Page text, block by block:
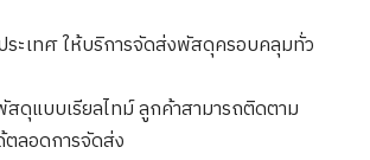
ะเทศ ให้บริการจัดส่งพัสดุครอบคลุมทั่ว
ดุแบบเรียลไทม์ ลูกค้าสามารถติดตาม
ลอดการจัดส่ง